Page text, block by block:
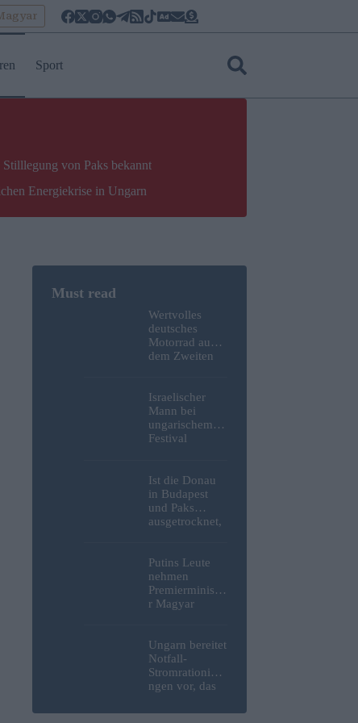
Sport
von Paks bekannt
Energiekrise in Ungarn
Wertvolles
deutsches
Motorrad aus
dem Zweiten
Überreste und
Sprengstoff aus
der Donau in
Budapest
Israelischer
Mann bei
ungarischem
Festival
Ist die Donau
in Budapest
und Paks
ausgetrocknet,
umgeleitet
haben?
Putins Leute
nehmen
Premierministe
r Magyar
verspotten
diesmal die
Energiekrise
und das Paks-
Ungarn bereitet
Notfall-
Stromrationieru
ngen vor, das
Paks könnte an